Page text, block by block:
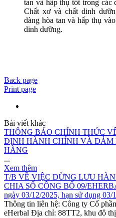
tan và hấp thụ tốt trong các
Chất xơ và chất dinh
dàng hòa tan và hấp thụ
dinh dưỡng.
Back page
Print page
Bài viết khác
THÔNG BÁO CHÍNH THỨC
ĐỊNH HÀNH CHÍNH VÀ ĐẢM
HÀNG
...
Xem thêm
T/B VỀ VIỆC DỪNG LƯU
CHIA SỐ CÔNG BỐ 09/
ngày 03/12/2025, hạn sử dụng 03/
Thông tin liên hệ: Công ty Cổ
eHerbal Địa chỉ: 88TT2, khu đô